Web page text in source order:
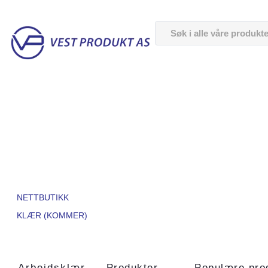
NETTBUTIKK
KLÆR (KOMMER)